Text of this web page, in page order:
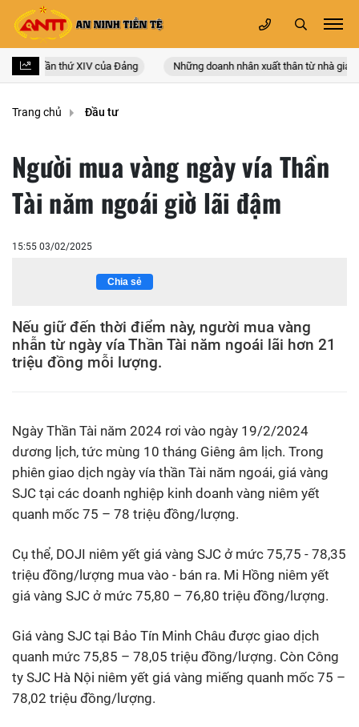
quốc lần thứ XIV của Đảng Những doanh nhân xuất thân từ nhà giáo
Trang chủ Đầu tư
Người mua vàng ngày vía Thần
Tài năm ngoái giờ lãi đậm
15:55 03/02/2025
Chia sẻ
Nếu giữ đến thời điểm này, người mua vàng
nhẫn từ ngày vía Thần Tài năm ngoái lãi hơn 21
triệu đồng mỗi lượng.
Ngày Thần Tài năm 2024 rơi vào ngày 19/2/2024
dương lịch, tức mùng 10 tháng Giêng âm lịch. Trong
phiên giao dịch ngày vía thần Tài năm ngoái, giá vàng
SJC tại các doanh nghiệp kinh doanh vàng niêm yết
quanh mốc 75 – 78 triệu đồng/lượng.
Cụ thể, DOJI niêm yết giá vàng SJC ở mức 75,75 - 78,35
triệu đồng/lượng mua vào - bán ra. Mi Hồng niêm yết
giá vàng SJC ở mức 75,80 – 76,80 triệu đồng/lượng.
Giá vàng SJC tại Bảo Tín Minh Châu được giao dịch
quanh mức 75,85 – 78,05 triệu đồng/lượng. Còn Công
ty SJC Hà Nội niêm yết giá vàng miếng quanh mốc 75 –
78,02 triệu đồng/lượng.